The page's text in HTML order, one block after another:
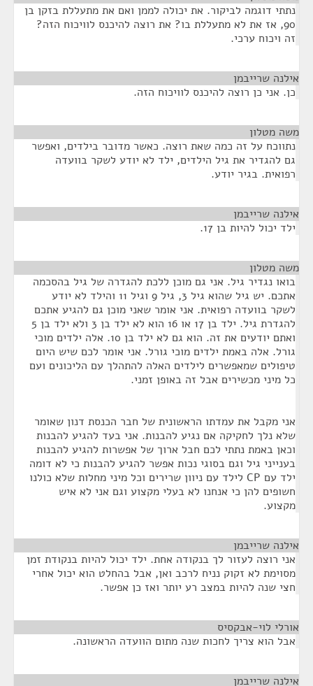
נתתי דוגמה לביקור. את יכולה לממן ואם את מתעללת בזקן בן
90, אז את לא מתעללת בו? את רוצה להיכנס לוויכוח הזה?
זה ויכוח ערכי.
אילנה שרייבמן
כן. אני כן רוצה להיכנס לוויכוח הזה.
משה מטלון
נתווכח על זה כמה שאת רוצה. כאשר מדובר בילדים, ואפשר
גם להגדיר את גיל הילדים, ילד לא יודע לשקר בוועדה
רפואית. בגיר יודע.
אילנה שרייבמן
ילד יכול להיות בן 17.
משה מטלון
בואו נגדיר גיל. אני גם מוכן ללכת להגדרה של גיל בהסכמה
אתכם. יש גיל שהוא גיל 3, גיל 9 וגיל 11 והילד לא יודע
לשקר בוועדה רפואית. אני אומר שאני מוכן גם להגיע אתכם
להגדרת גיל. ילד בן 17 או 16 הוא לא ילד בן 3 ולא ילד בן 5
ואתם יודעים את זה. הוא גם לא ילד בן 10. אלה ילדים מוכי
גורל. אלה באמת ילדים מוכי גורל. אני אומר לכם שיש היום
טיפולים שמאפשרים לילדים האלה להתהלך עם הליכונים ועם
כל מיני מכשירים אבל זה באופן זמני.
אני מקבל את עמדתו הראשונית של חבר הכנסת דנון שאומר
שלא נלך לחקיקה אם נגיע להבנות. אני בעד להגיע להבנות
וכאן באמת נתתי לכם חבל ארוך של אפשרות להגיע להבנות
בענייני גיל וגם בסוגי נכות אפשר להגיע להבנות כי לא דומה
ילד עם CP לילד עם ניוון שרירים וכל מיני מחלות שלא כולנו
חשופים להן כי אנחנו לא בעלי מקצוע וגם אני לא איש
מקצוע.
אילנה שרייבמן
אני רוצה לעזור לך בנקודה אחת. ילד יכול להיות בנקודת זמן
מסוימת לא זקוק נניח לרכב ואן, אבל בהחלט הוא יכול אחרי
חצי שנה להיות במצב רע יותר ואז כן אפשר.
אורלי לוי-אבקסיס
אבל הוא צריך לחכות שנה מתום הוועדה הראשונה.
אילנה שרייבמן